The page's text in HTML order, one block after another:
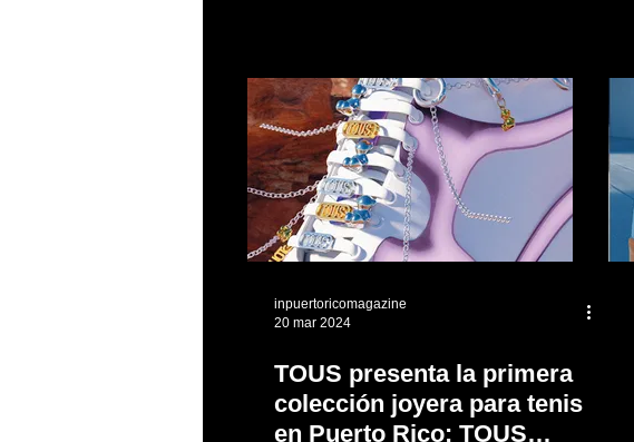
inpuertoricomagazine
20 mar 2024
TOUS presenta la primera
colección joyera para tenis
en Puerto Rico: TOUS